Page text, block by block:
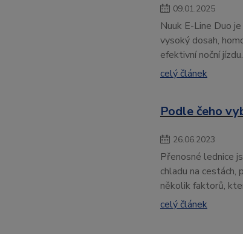
09.01.2025
Nuuk E-Line Duo
vysoký dosah,
efektivní noční jízdu.
celý článek
Podle čeho
26.06.2023
Přenosné lednice
chladu na cestách,
několik faktorů,
celý článek